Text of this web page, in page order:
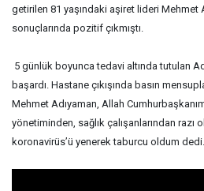
getirilen 81 yaşındaki aşiret lideri Mehmet
sonuçlarında pozitif çıkmıştı.
5 günlük boyunca tedavi altında tutulan
başardı. Hastane çıkışında basın
Mehmet Adıyaman, Allah
yönetiminden, sağlık çalışanlarından
koronavirüs’ü yenerek taburcu oldum dedi.